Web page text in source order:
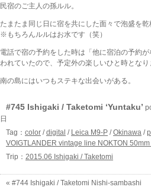
民宿のご主人の孫ルル。
たまたま同じ日に宿を共にした面々で泡盛を乾
※もちろんルルはお水です（笑）
電話で宿の予約をした時は「他に宿泊の予約
われていたので、予定外の楽しいひと時となり
南の島にはいつもステキな出会いがある。
#745 Ishigaki / Taketomi ‘Yuntaku’
日
Tag： color /digital / Leica M9-P /Okinawa /
VOIGTLANDER vintage line NOKTON
Trip： 2015.06 Ishigaki / Taketomi
« #744 Ishigaki / Taketomi Nishi-sambashi